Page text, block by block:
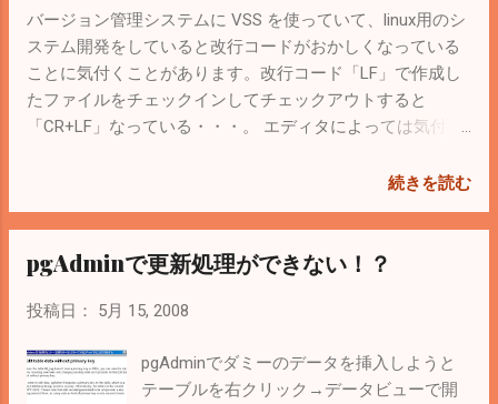
{ return $objDom; } else { return null; }
preserveWhiteSpaceはインデント部分の余
分な空白を取り除いてくれるので、空白で
悩まされなくていい。ファイルに書き出す
ときのサンプルコード $objDom = new
が自分のアカウントを入力しないといけない。実現したか
ったのは共通のアカウントを使っての動画投稿（いちいち
アカウントを入力しない）。 以下、実際のコードです。こ
れを実行するとファイルを参照するフォームが表示される
ので、ファイル選択後→uploadボタンクリックで投稿でき
Zend_Loader::loadClass('Zend_Gdata_AuthSub');
Zend_Loader::loadClass('Zend_Gdata_ClientLogin');
$sAccount = 'account'; //YouTubeアカウント名 $sPassword
バージョン管理システムに VSS を使っていて、linux用のシ
ステム開発をしていると改行コードがおかしくなっている
ことに気付くことがあります。改行コード「LF」で作成し
たファイルをチェックインしてチェックアウトすると
「CR+LF」なっている・・・。 エディタによっては気付か
「CR+LF」が混じっている環境でも、それなりに表示して
しいところを表示してくれるので気付きました。 どうやら
日本語（２byte文字）の直後の改行コードがおかしくなる
して改行するルールで開発しているところもあるみたいで
ステム的には問題なく動作するようです。 ここ の人も愚痴
っていた。 バージョン管理システムは Subversion の方がよ
続きを読む
pgAdminで更新処理ができない！？
投稿日： 5月 15, 2008
pgAdminでダミーのデータを挿入しようと
テーブルを右クリック→データビューで開